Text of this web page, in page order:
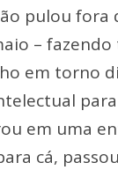
pulou fora
–
em torno
em uma
cá,